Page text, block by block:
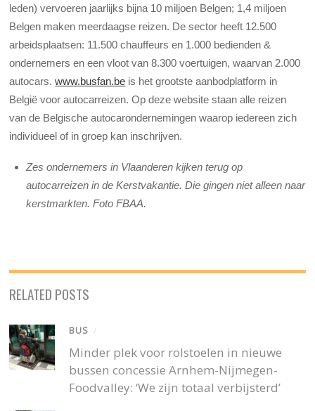
leden) vervoeren jaarlijks bijna 10 miljoen Belgen; 1,4 miljoen
Belgen maken meerdaagse reizen. De sector heeft 12.500
arbeidsplaatsen: 11.500 chauffeurs en 1.000 bedienden &
ondernemers en een vloot van 8.300 voertuigen, waarvan 2.000
autocars.www.busfan.be is het grootste aanbodplatform in
België voor autocarreizen. Op deze website staan alle reizen
van de Belgische autocarondernemingen waarop iedereen zich
individueel of in groep kan inschrijven.
Zes ondernemers in Vlaanderen kijken terug op
autocarreizen in de Kerstvakantie. Die gingen niet alleen naar
kerstmarkten. Foto FBAA.
RELATED POSTS
BUS /
Minder plek voor rolstoelen in nieuwe
bussen concessie Arnhem-Nijmegen-
Foodvalley: ‘We zijn totaal verbijsterd’